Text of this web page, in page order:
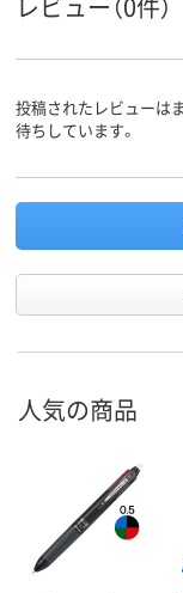
アスクル
商品環境
投稿されたレビューは
待ちしています。
人気の商品